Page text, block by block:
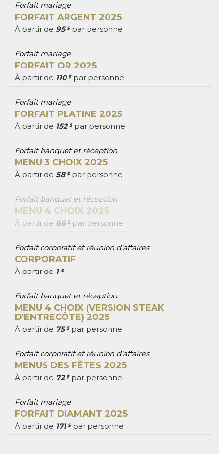
Forfait mariage
FORFAIT ARGENT 2025
À partir de 95 $par personne
Forfait mariage
FORFAIT OR 2025
À partir de 110 $par personne
Forfait mariage
FORFAIT PLATINE 2025
À partir de 152 $par personne
Forfait banquet et réception
MENU 3 CHOIX 2025
À partir de 58 $par personne
Forfait banquet et réception
MENU 4 CHOIX 2025
À partir de 66 $par personne
Forfait corporatif et réunion d'affaires
CORPORATIF
À partir de 1 $
Forfait banquet et réception
MENU 4 CHOIX (VERSION STEAK
D'ENTRECÔTE) 2025
À partir de 75 $par personne
Forfait corporatif et réunion d'affaires
MENUS DES FÊTES 2025
À partir de 72 $par personne
Forfait mariage
FORFAIT DIAMANT 2025
À partir de 171 $par personne